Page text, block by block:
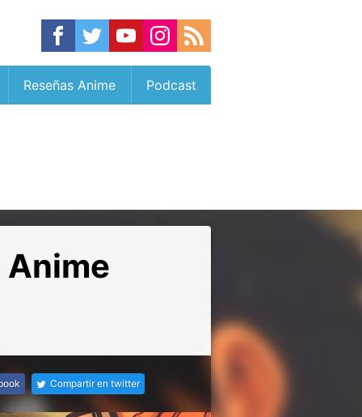
Reseñas Anime Podcast
Compartir en twitter